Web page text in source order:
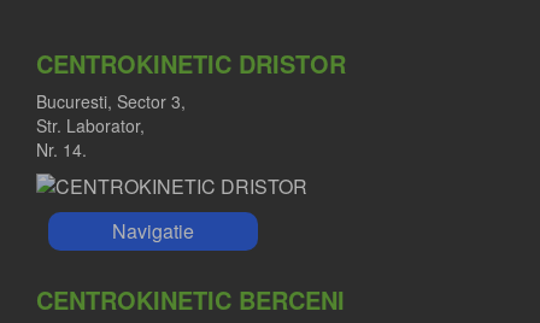
CENTROKINETIC DRISTOR
Bucuresti, Sector 3,
Str. Laborator,
Nr. 14.
Navigatie
CENTROKINETIC BERCENI